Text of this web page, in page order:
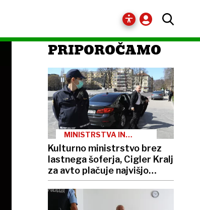
PRIPOROČAMO
MINISTRSTVA IN
Kulturno ministrstvo brez
lastnega šoferja, Cigler Kralj
za avto plačuje najvišjo
boniteto